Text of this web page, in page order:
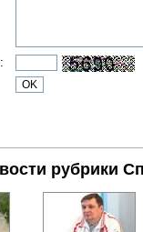
рубрики